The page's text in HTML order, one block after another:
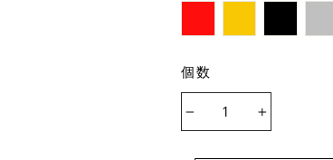
個数